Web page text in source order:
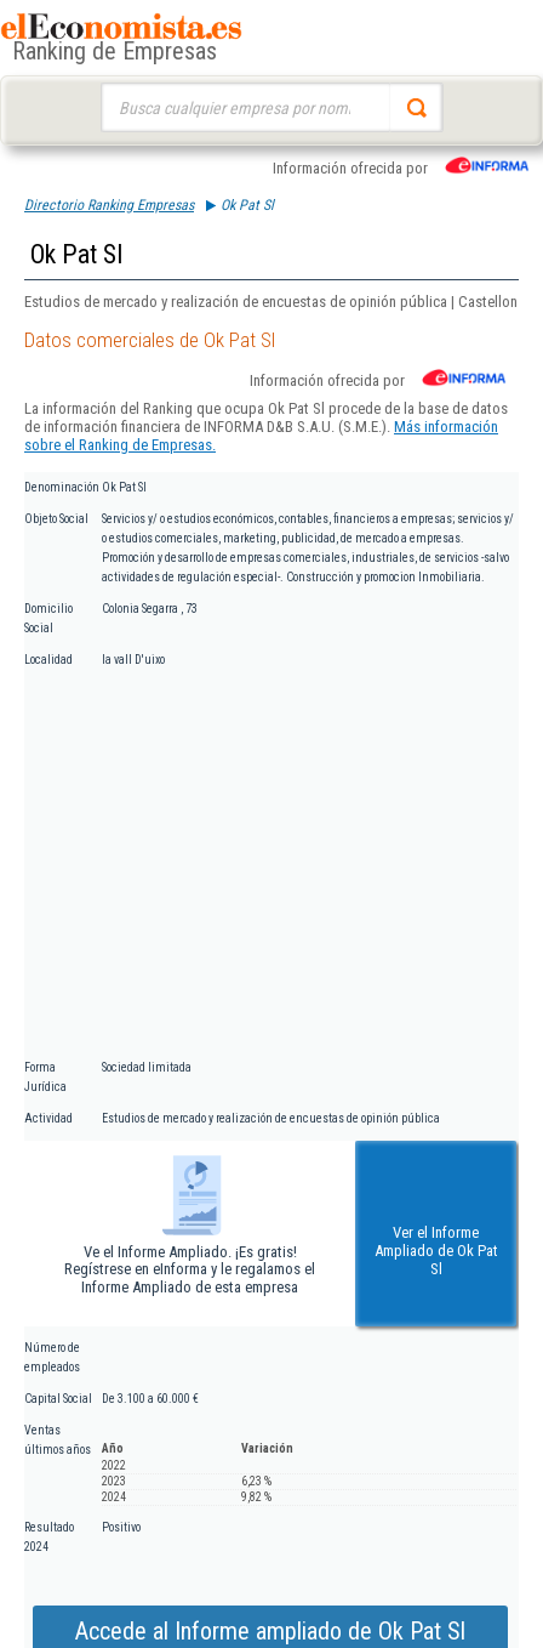
Ranking de Empresas
Información ofrecida por
Directorio Ranking Empresas Ok Pat Sl
Ok Pat Sl
Estudios de mercado y realización de encuestas de opinión pública | Castellon
Datos comerciales de Ok Pat Sl
Información ofrecida por
La información del Ranking que ocupa Ok Pat Sl procede de la base de datos
de información financiera de INFORMA D&B S.A.U. (S.M.E.). Más información
sobre el Ranking de Empresas.
Denominación Ok Pat Sl
Objeto Social
Servicios y/ o estudios económicos, contables, financieros a empresas; servicios y/
o estudios comerciales, marketing, publicidad, de mercado a empresas.
Promoción y desarrollo de empresas comerciales, industriales, de servicios -salvo
actividades de regulación especial-. Construcción y promocion Inmobiliaria.
Domicilio
Social
Colonia Segarra , 73
Localidad la vall D'uixo
Forma
Jurídica
Sociedad limitada
Actividad Estudios de mercado y realización de encuestas de opinión pública
Ve el Informe Ampliado. ¡Es gratis!
Regístrese en eInforma y le regalamos el
Informe Ampliado de esta empresa
Ver el Informe
Ampliado de Ok Pat
Sl
Número de
empleados
Capital Social De 3.100 a 60.000 €
Ventas
últimos años
Año
Variación
2022
2023
6,23 %
2024
9,82 %
Resultado
2024
Positivo
Accede al Informe ampliado de Ok Pat Sl